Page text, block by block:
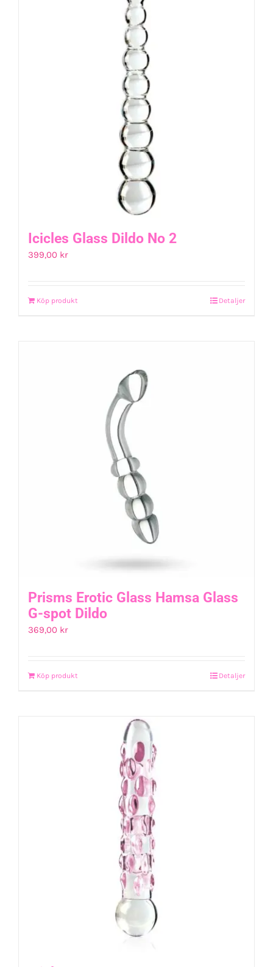
Icicles Glass Dildo No 2
399,00 kr
Köp produkt Detaljer
Prisms Erotic Glass Hamsa Glass
G-spot Dildo
369,00 kr
Köp produkt Detaljer